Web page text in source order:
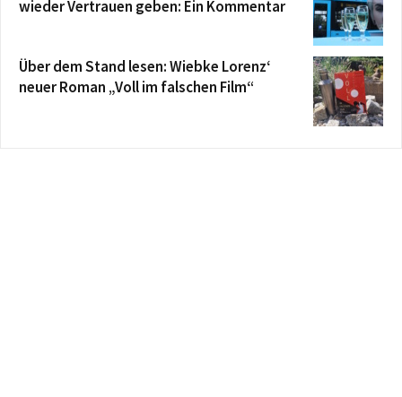
wieder Vertrauen geben: Ein Kommentar
Über dem Stand lesen: Wiebke Lorenz‘
neuer Roman „Voll im falschen Film“